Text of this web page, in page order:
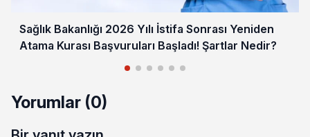
Sağlık Bakanlığı 2026 Yılı İstifa Sonrası Yeniden
Atama Kurası Başvuruları Başladı! Şartlar Nedir?
Yorumlar (0)